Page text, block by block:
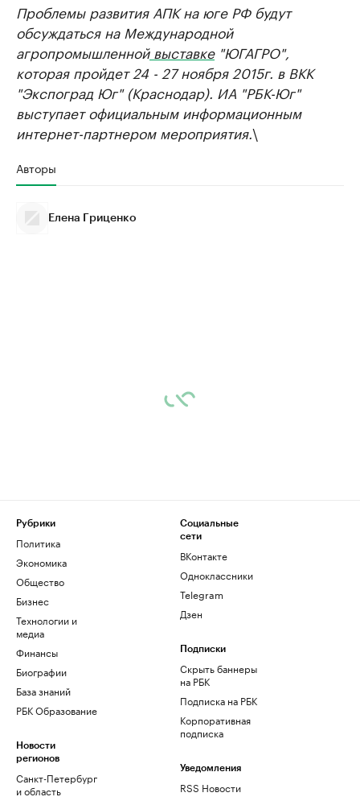
Проблемы развития АПК на юге РФ будут
обсуждаться на Международной
агропромышленнойвыставке"ЮГАГРО",
которая пройдет 24 - 27 ноября 2015г. в ВКК
"Экспоград Юг" (Краснодар). ИА "РБК-Юг"
выступает официальным информационным
интернет-партнером мероприятия.\
Авторы
Елена Гриценко
Рубрики
Политика
Экономика
Общество
Бизнес
Технологии и
медиа
Финансы
Биографии
База знаний
РБК Образование
Новости
регионов
Санкт-Петербург
и область
Социальные
сети
ВКонтакте
Одноклассники
Telegram
Дзен
Подписки
Скрыть баннеры
на РБК
Подписка на РБК
Корпоративная
подписка
Уведомления
RSS Новости